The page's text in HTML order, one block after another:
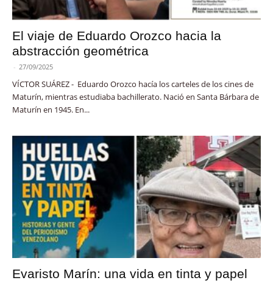
El viaje de Eduardo Orozco hacia la
abstracción geométrica
- 27/09/2025
VÍCTOR SUÁREZ - Eduardo Orozco hacía los carteles de los cines de
Maturín, mientras estudiaba bachillerato. Nació en Santa Bárbara de
Maturín en 1945. En...
Evaristo Marín: una vida en tinta y papel